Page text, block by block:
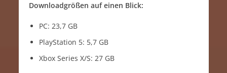
Downloadgrößen auf einen Blick:
PC: 23,7 GB
PlayStation 5: 5,7 GB
Xbox Series X/S: 27 GB